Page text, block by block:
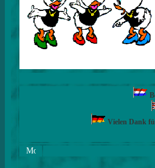
Vielen Dank